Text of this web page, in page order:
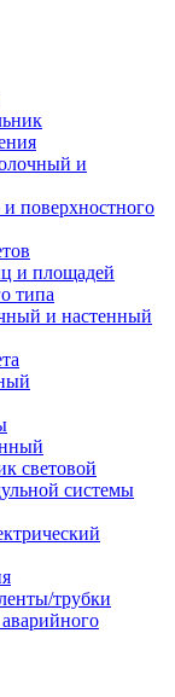
и
поверхностного
и площадей
типа
и настенный
световой
системы
трубки